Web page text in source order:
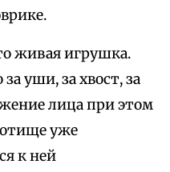
живая игрушка.
уши, за хвост, за
лица при этом
уже
к ней